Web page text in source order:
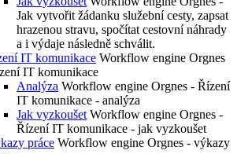
Jak vytvořit žádanku služební cesty, zapsat
hrazenou stravu, spočítat cestovní náhrady
a i výdaje následně schválit.
IT komunikace Workflow engine Orgnes
IT komunikace
Analýza Workflow engine Orgnes - Řízení
IT komunikace - analýza
Jak vyzkoušet Workflow engine Orgnes -
Řízení IT komunikace - jak vyzkoušet
práce Workflow engine Orgnes - výkazy